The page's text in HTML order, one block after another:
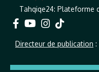
Tahqiqe24: Plateforme
Directeur de publication :